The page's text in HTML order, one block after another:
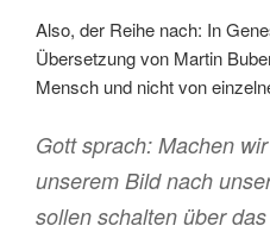
Also, der Reihe nach: In
Übersetzung von Martin
Mensch und nicht von
Gott sprach: Machen
unserem Bild nach
sollen schalten über